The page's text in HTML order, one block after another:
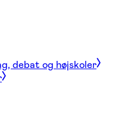
debat og højskoler